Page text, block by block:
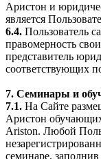
Аристон и
является
6.4. Пользователь
правомерность
представитель
соответствующих
7. Семинары и
7.1. На Сайте
Аристон
Ariston. Любой
семинаре,